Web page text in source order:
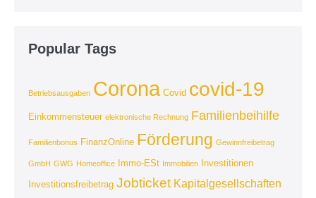
Popular Tags
Betriebsausgaben Corona Covid covid-19
Einkommensteuer elektronische Rechnung Familienbeihilfe
Familienbonus FinanzOnline Förderung Gewinnfreibetrag
GmbH GWG Homeoffice Immo-ESt Immobilien
Investitionen
Investitionsfreibetrag Jobticket Kapitalgesellschaften